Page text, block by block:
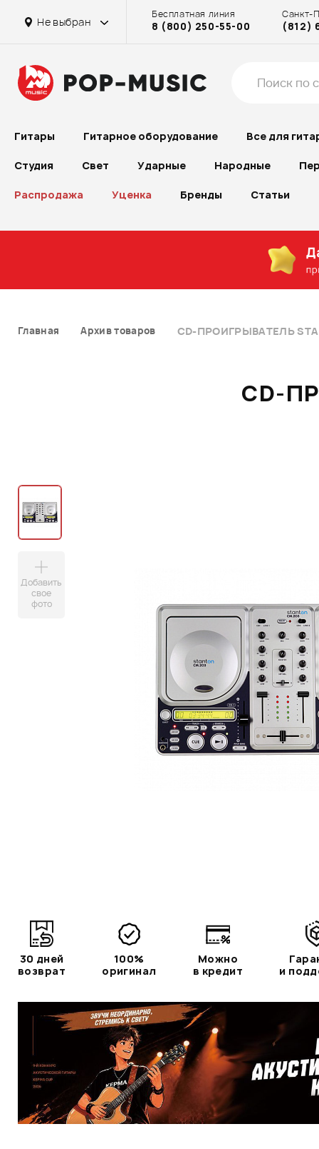
Не выбран
Бесплатная линия
8 (800) 250-55-00
Санкт-
(812)
Гитары Гитарное оборудование Все для
Студия Свет Ударные Народные
Распродажа Уценка Бренды Статьи
Главная Архив товаров CD-ПРОИГРЫВАТЕЛЬ
CD-
Добавить
свое
фото
30 дней
возврат
100%
оригинал
Можно
в кредит
и